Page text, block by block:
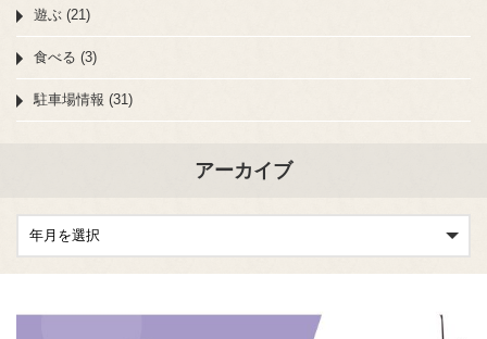
遊ぶ (21)
食べる (3)
駐車場情報 (31)
アーカイブ